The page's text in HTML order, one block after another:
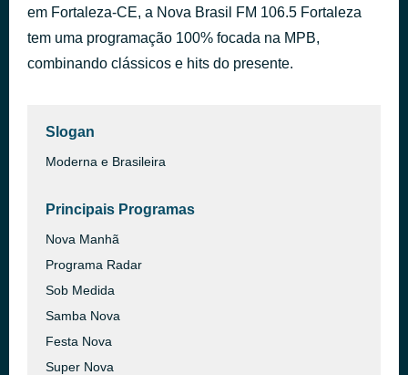
em Fortaleza-CE, a Nova Brasil FM 106.5 Fortaleza
tem uma programação 100% focada na MPB,
combinando clássicos e hits do presente.
Slogan
Moderna e Brasileira
Principais Programas
Nova Manhã
Programa Radar
Sob Medida
Samba Nova
Festa Nova
Super Nova